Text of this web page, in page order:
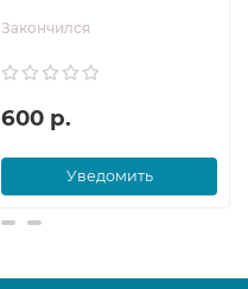
Закончился
600 р.
Уведомить